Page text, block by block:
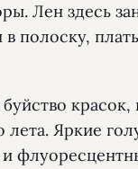
Лен здесь
полоску,
Яркие